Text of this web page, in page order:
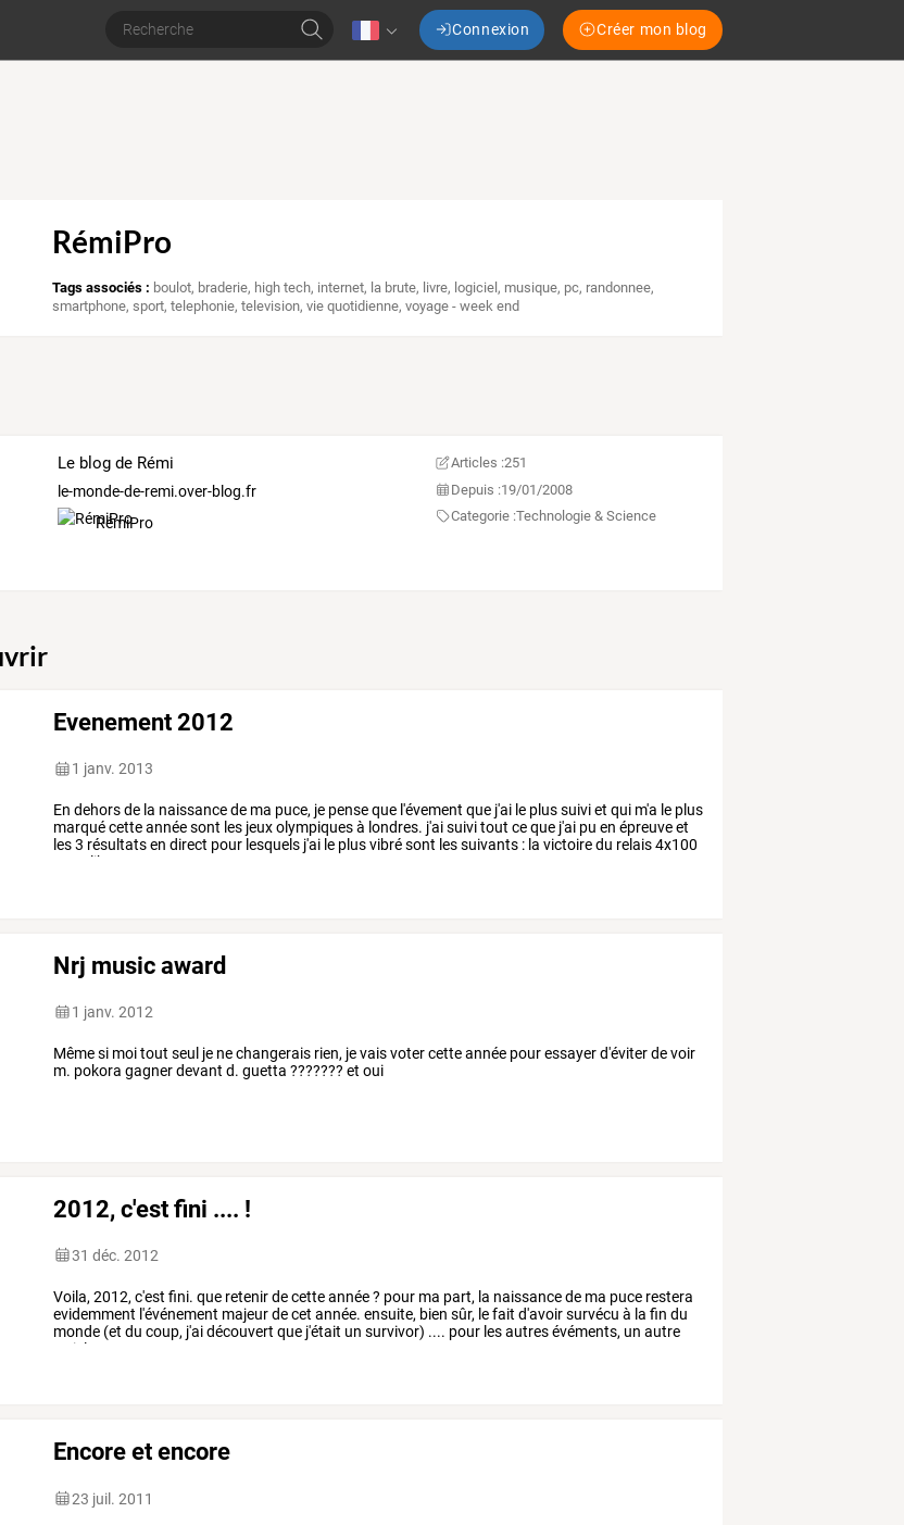
Connexion Créer mon blog
RémiPro
Tags associés : boulot, braderie, high tech, internet, la brute, livre, logiciel, musique, pc, randonnee,
smartphone,sport,telephonie,television,vie quotidienne,voyage - week end
Le blog de Rémi
le-monde-de-remi.over-blog.fr
RémiPro
Articles :251
Depuis :19/01/2008
Categorie :Technologie & Science
Evenement 2012
1 janv. 2013
En dehorsde la naissancede ma puce, je penseque l'évement que j'ai le plussuiviet qui m'a le plus
marquécetteannéesont les jeuxolympiquesà londres. j'aisuivitout ceque j'ai pu en épreuveet
les3 résultatsen direct pour lesquels j'ai le plusvibrésont lessuivants : la victoiredu relais4x100
libre
Nrj music award
1 janv. 2012
Même si moi tout seul je ne changerais rien, je vais voter cette année pour essayer d'éviter de voir
m. pokora gagner devant d. guetta ??????? et oui
2012, c'est fini .... !
31 déc. 2012
Voila, 2012, c'est fini. que retenirdecetteannée? pour ma part, la naissancede ma puce restera
evidemment l'événement majeurdecet année. ensuite, bien sûr, lefait d'avoirsurvécu à la fin du
monde (et du coup, j'aidécouvert que j'était un survivor) .... pour lesautresévéments, un autre
article
Encore et encore
23 juil. 2011